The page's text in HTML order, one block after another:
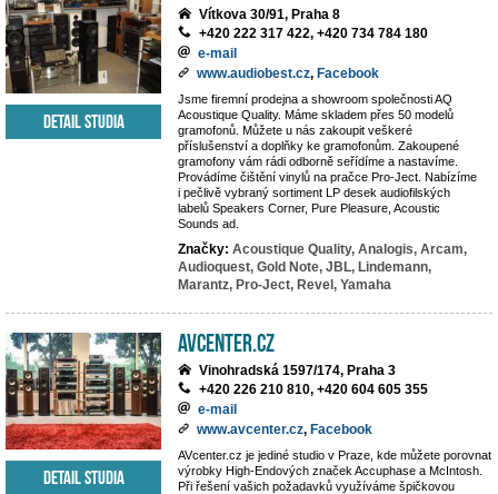
Vítkova 30/91, Praha 8
+420 222 317 422, +420 734 784 180
e-mail
www.audiobest.cz, Facebook
Jsme firemní prodejna a showroom společnosti AQ
Acoustique Quality. Máme skladem přes 50 modelů
gramofonů. Můžete u nás zakoupit veškeré
příslušenství a doplňky ke gramofonům. Zakoupené
gramofony vám rádi odborně seřídíme a nastavíme.
Provádíme čištění vinylů na pračce Pro-Ject. Nabízíme
i pečlivě vybraný sortiment LP desek audiofilských
labelů Speakers Corner, Pure Pleasure, Acoustic
Sounds ad.
Značky: Acoustique Quality, Analogis, Arcam,
Audioquest, Gold Note, JBL, Lindemann,
Marantz, Pro-Ject, Revel, Yamaha
Detail studia
AVcenter.cz
Vinohradská 1597/174, Praha 3
+420 226 210 810, +420 604 605 355
e-mail
www.avcenter.cz, Facebook
AVcenter.cz je jediné studio v Praze, kde můžete porovnat
výrobky High-Endových značek Accuphase a McIntosh.
Při řešení vašich požadavků využíváme špičkovou
Detail studia